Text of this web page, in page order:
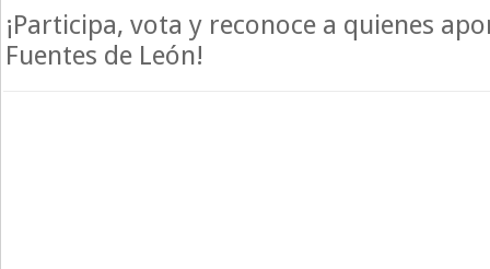
¡Participa, vota y reconoce a quienes
Fuentes de León!